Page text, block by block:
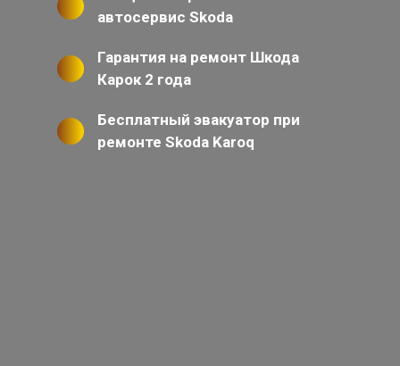
автосервис Skoda
Гарантия на ремонт Шкода
Карок 2 года
Бесплатный эвакуатор при
ремонте Skoda Karoq